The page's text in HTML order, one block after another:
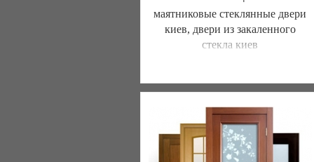
маятниковые стеклянные двери
киев, двери из закаленного
стекла киев
067 9092985